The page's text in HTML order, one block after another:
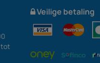
tot
Veilige betaling